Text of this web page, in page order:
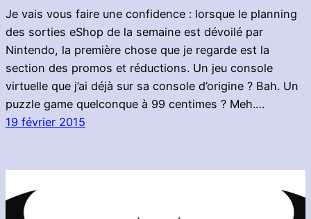
Je vais vous faire une confidence : lorsque le planning
des sorties eShop de la semaine est dévoilé par
Nintendo, la première chose que je regarde est la
section des promos et réductions. Un jeu console
virtuelle que j’ai déjà sur sa console d’origine ? Bah. Un
puzzle game quelconque à 99 centimes ? Meh.…
19 février 2015